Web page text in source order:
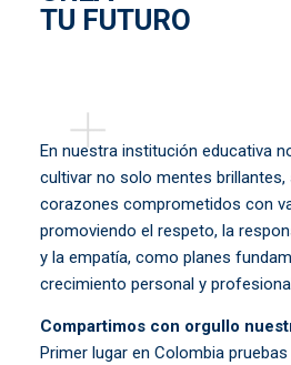
TU FUTURO
En nuestra institución educativa
cultivar no solo mentes brillantes,
corazones comprometidos con
promoviendo el respeto, la
y la empatía, como planes
crecimiento personal y
Compartimos con orgullo
Primer lugar en Colombia